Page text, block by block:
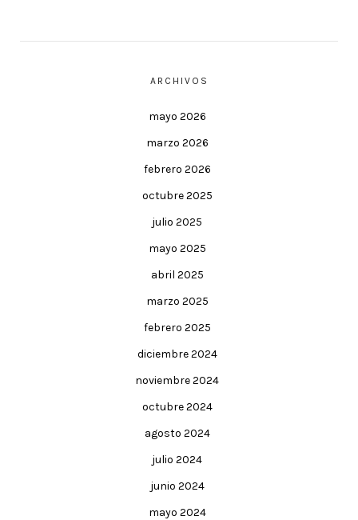
ARCHIVOS
mayo 2026
marzo 2026
febrero 2026
octubre 2025
julio 2025
mayo 2025
abril 2025
marzo 2025
febrero 2025
diciembre 2024
noviembre 2024
octubre 2024
agosto 2024
julio 2024
junio 2024
mayo 2024